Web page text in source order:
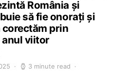
România și
să fie onorați și
corectăm prin
anul viitor
3 minute read